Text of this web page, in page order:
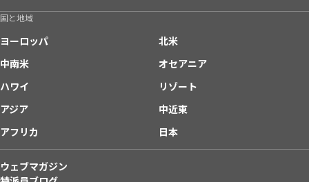
国と地域
ヨーロッパ
北米
中南米
オセアニア
ハワイ
リゾート
アジア
中近東
アフリカ
日本
ウェブマガジン